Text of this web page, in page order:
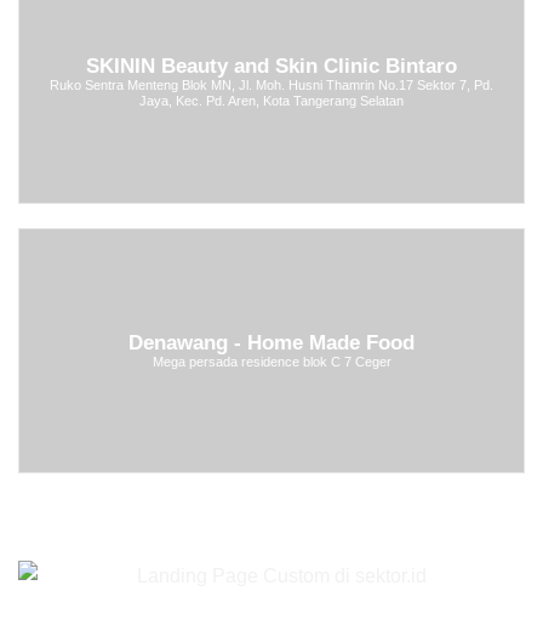
SKININ Beauty and Skin Clinic Bintaro
Ruko Sentra Menteng Blok MN, Jl. Moh. Husni Thamrin No.17 Sektor 7, Pd.
Jaya, Kec. Pd. Aren, Kota Tangerang Selatan
Denawang - Home Made Food
Mega persada residence blok C 7 Ceger